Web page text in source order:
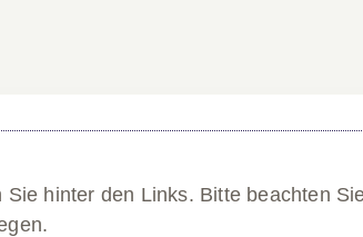
hinter den Links. Bitte beachten